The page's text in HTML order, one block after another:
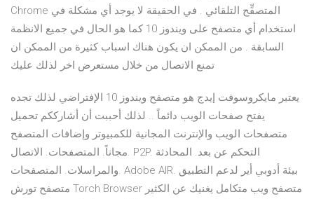
Chrome المتصفِّح التلقائي . في الحقيقة لا يوجد أي مشكلة في
استخدام أي متصفح على ويندوز 10 كما هو الحال في جميع الانظمة
السابقة . من الممكن ان يكون هناك اسباب كثيرة من الممكن ان
تمنع الاتصال من خلال مستعرض اخر لذلك عليك
يعتبر مايكروسوفت إيدج هو متصفح ويندوز 10 الإفتراضي لذلك تجده
يفتح صفحات الويب دائماً .. لذلك أحببت أن أشارككم تحميل
متصفحات الويب والإنترنت المجانية للكمبيوتر وإضافات المتصفح
مجاناً. المتصفحات. الاتصال. P2P. التحكم عن بعد. المحادثة
والمراسلات. المتصفحات. Adobe AIR. بيئة أدوبي أير لدعم التطبيق
متصفح تورش Torch Browser متصفح ويب متكامل يغنيك عن الكثير